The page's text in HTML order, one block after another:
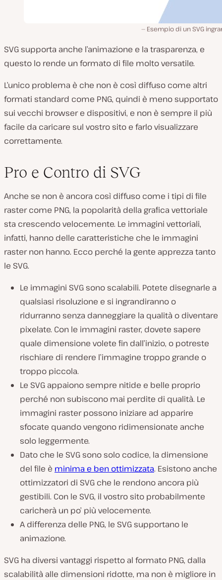
Esempio di un SVG
SVG supporta anche l’animazione e la trasparenza, e
questo lo rende un formato di file molto versatile.
L’unico problema è che non è così diffuso come altri
formati standard come PNG, quindi è meno supportato
sui vecchi browser e dispositivi, e non è sempre il più
facile da caricare sul vostro sito e farlo visualizzare
correttamente.
Pro e Contro di SVG
Anche se non è ancora così diffuso come i tipi di file
raster come PNG, la popolarità della grafica vettoriale
sta crescendo velocemente. Le immagini vettoriali,
infatti, hanno delle caratteristiche che le immagini
raster non hanno. Ecco perché la gente apprezza tanto
le SVG.
Le immagini SVG sono scalabili. Potete disegnarle a
qualsiasi risoluzione e si ingrandiranno o
ridurranno senza danneggiare la qualità o diventare
pixelate. Con le immagini raster, dovete sapere
quale dimensione volete fin dall’inizio, o potreste
rischiare di rendere l’immagine troppo grande o
troppo piccola.
Le SVG appaiono sempre nitide e belle proprio
perché non subiscono mai perdite di qualità. Le
immagini raster possono iniziare ad apparire
sfocate quando vengono ridimensionate anche
solo leggermente.
Dato che le SVG sono solo codice, la dimensione
del file è minima e ben ottimizzata. Esistono anche
ottimizzatori di SVG che le rendono ancora più
gestibili. Con le SVG, il vostro sito probabilmente
caricherà un po’ più velocemente.
A differenza delle PNG, le SVG supportano le
animazione.
SVG ha diversi vantaggi rispetto al formato PNG, dalla
scalabilità alle dimensioni ridotte, ma non è migliore in